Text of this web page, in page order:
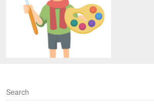
S
e